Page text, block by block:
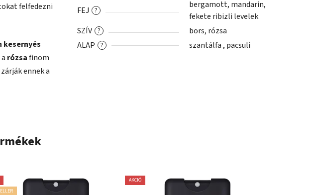
felfedezni
kesernyés
rózsafinom
ennek a
?
FEJ
bergamott, mandarin,
fekete ribizli levelek
?
SZÍV bors, rózsa
?
ALAP szantálfa , pacsuli
AKCIÓ